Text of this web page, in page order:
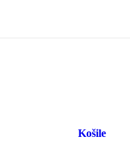
Košile